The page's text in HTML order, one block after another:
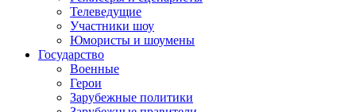
Телеведущие
Участники шоу
Юмористы и шоумены
Государство
Военные
Герои
Зарубежные политики